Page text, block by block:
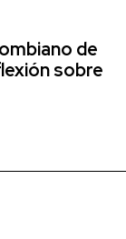
de
sobre